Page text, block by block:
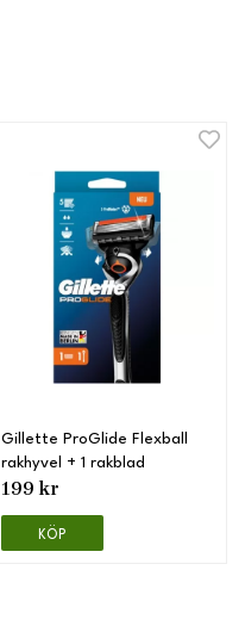
Gillette ProGlide Flexball
rakhyvel + 1 rakblad
199 kr
KÖP